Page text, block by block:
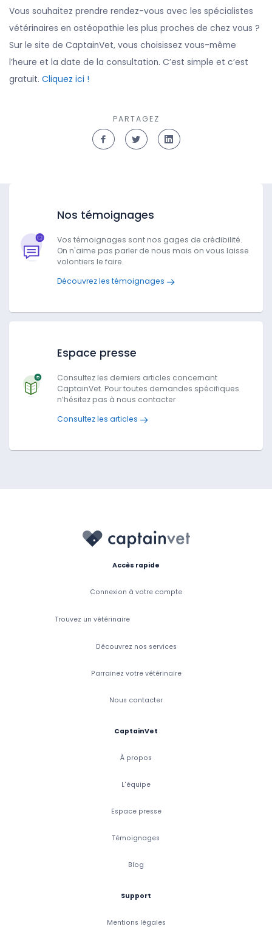
Vous souhaitez prendre rendez-vous avec les spécialistes
vétérinaires en ostéopathie les plus proches de chez vous ?
Sur le site de CaptainVet, vous choisissez vous-même
l’heure et la date de la consultation. C’est simple et c’est
gratuit. Cliquez ici !
PARTAGEZ
Nos témoignages
Vos témoignages sont nos gages de crédibilité.
On n'aime pas parler de nous mais on vous laisse
volontiers le faire.
Découvrez les témoignages
Espace presse
Consultez les derniers articles concernant
CaptainVet. Pour toutes demandes spécifiques
n’hésitez pas à nous contacter
Consultez les articles
Accès rapide
Connexion à votre compte
Trouvez un vétérinaire
Découvrez nos services
Parrainez votre vétérinaire
Nous contacter
CaptainVet
À propos
L'équipe
Espace presse
Témoignages
Blog
Support
Mentions légales